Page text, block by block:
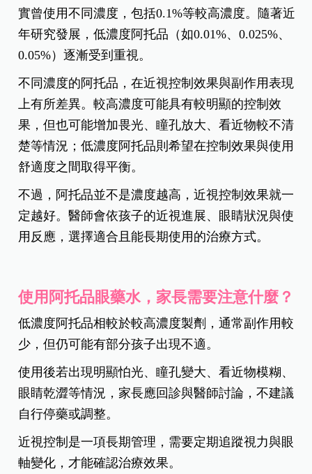
實曾使用不同濃度，包括0.1%等較高濃度。隨著近
年研究發展，低濃度阿托品（如0.01%、0.025%、
0.05%）逐漸受到重視。
不同濃度的阿托品，在近視控制效果與副作用表現
上有所差異。較高濃度可能具有較明顯的控制效
果，但也可能增加畏光、瞳孔放大、看近物較不清
楚等情況；低濃度阿托品則希望在控制效果與使用
舒適度之間取得平衡。
不過，阿托品並不是濃度越高，近視控制效果就一
定越好。醫師會依孩子的近視進展、眼睛狀況與使
用反應，選擇適合且能長期使用的治療方式。
使用阿托品眼藥水，家長需要注意什麼？
低濃度阿托品相較於較高濃度製劑，通常副作用較
少，但仍可能有部分孩子出現不適。
使用後若出現明顯怕光、瞳孔變大、看近物模糊、
眼睛乾澀等情況，家長應回診與醫師討論，不建議
自行停藥或調整。
近視控制是一項長期管理，需要定期追蹤視力與眼
軸變化，才能確認治療效果。